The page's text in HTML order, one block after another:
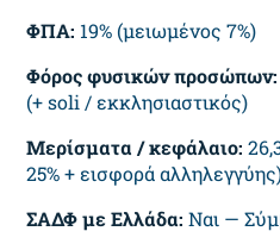
ΦΠΑ: 19% (μειωμένος 7%)
Φόρος φυσικών
(+ soli / εκκλησιαστικός)
Μερίσματα / κεφάλαιο:
25% + εισφορά
ΣΑΔΦ με Ελλάδα:Ναι —